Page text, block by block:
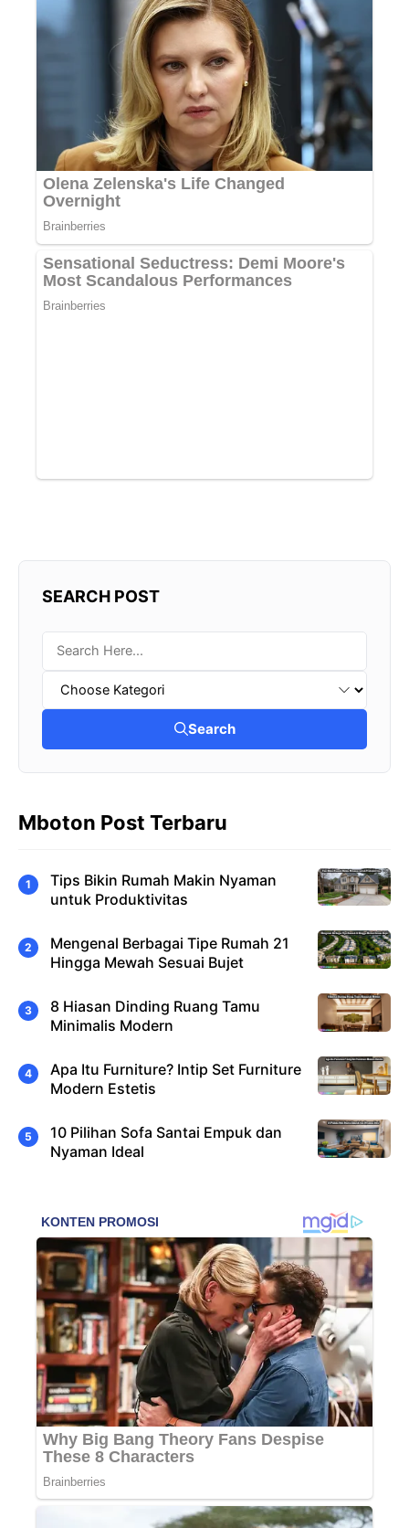
SEARCH POST
Search
Mboton Post Terbaru
Tips Bikin Rumah Makin Nyaman
untuk Produktivitas
Mengenal Berbagai Tipe Rumah 21
Hingga Mewah Sesuai Bujet
8 Hiasan Dinding Ruang Tamu
Minimalis Modern
Apa Itu Furniture? Intip Set Furniture
Modern Estetis
10 Pilihan Sofa Santai Empuk dan
Nyaman Ideal